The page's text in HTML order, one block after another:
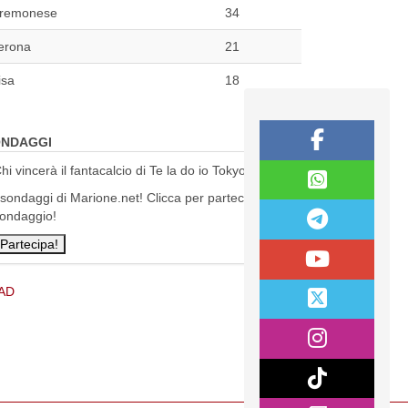
34
21
18
vincerà il fantacalcio di Te la do io Tokyo?
di Marione.net! Clicca per partecipare al